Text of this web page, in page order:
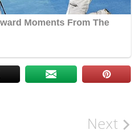
Next